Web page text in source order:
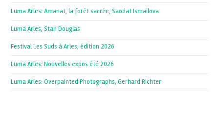
Luma Arles: Amanat, la forêt sacrée, Saodat Ismailova
Luma Arles, Stan Douglas
Festival Les Suds à Arles, édition 2026
Luma Arles: Nouvelles expos été 2026
Luma Arles: Overpainted Photographs, Gerhard Richter